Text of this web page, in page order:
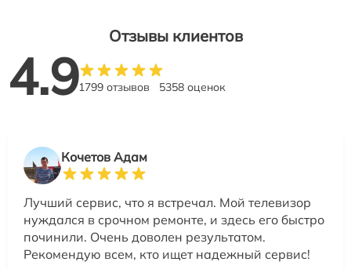
Отзывы клиентов
4.91799 отзывов 5358 оценок
Кочетов Адам
Лучший сервис, что я встречал. Мой телевизор
нуждался в срочном ремонте, и здесь его быстро
починили. Очень доволен результатом.
Рекомендую всем, кто ищет надежный сервис!